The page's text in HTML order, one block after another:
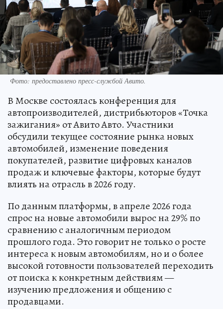
Фото: предоставлено пресс-службой Авито.
В Москве состоялась конференция для
автопроизводителей, дистрибьюторов «Точка
зажигания» от Авито Авто. Участники
обсудили текущее состояние рынка новых
автомобилей, изменение поведения
покупателей, развитие цифровых каналов
продаж и ключевые факторы, которые будут
влиять на отрасль в 2026 году.
По данным платформы, в апреле 2026 года
спрос на новые автомобили вырос на 29% по
сравнению с аналогичным периодом
прошлого года. Это говорит не только о росте
интереса к новым автомобилям, но и о более
высокой готовности пользователей переходить
от поиска к конкретным действиям —
изучению предложения и общению с
продавцами.